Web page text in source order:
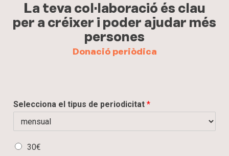
La teva col·laboració és clau
per a créixer i poder ajudar més
persones
Donació periòdica
Selecciona el tipus de periodicitat *
E
30€